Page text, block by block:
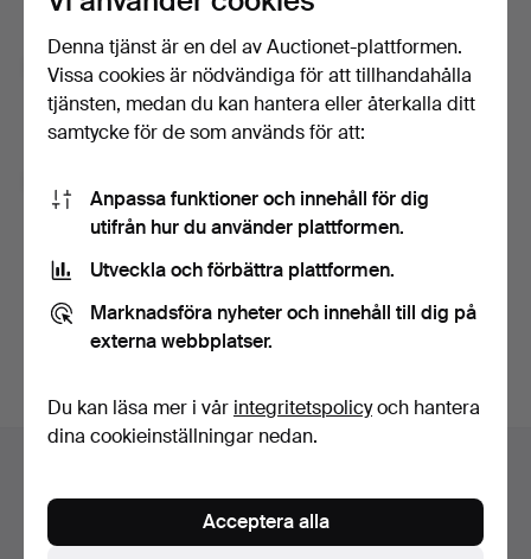
prenumerationen.
Prenumerera på Auctionets nyhetsbrev. (frivilligt)
Med bl.a. experttips, utvalda föremål och inspiration. Om du
ångrar dig kan du enkelt avsluta prenumerationen.
användarvillkoren,köpvillkoren samt bekräftar att jag
har tagit del avintegritetspolicyn.
Skapa konto
Sidfotsnavigation
Kontakta support
Alla auktionshus
Denna tjänst är en del av Auctionet-plattformen.
Vissa cookies är nödvändiga för att tillhandahålla
tjänsten, medan du kan hantera eller återkalla ditt
samtycke för de som används för att:
Anpassa funktioner och innehåll för dig
utifrån hur du använder plattformen.
Utveckla och förbättra plattformen.
Marknadsföra nyheter och innehåll till dig på
externa webbplatser.
Du kan läsa mer i vår integritetspolicyoch hantera
dina cookieinställningar nedan.
Acceptera alla